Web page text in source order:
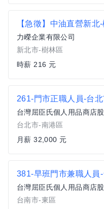
【急徵】中油直營新
力嶸企業有限公司
新北市-樹林區
時薪 216 元
261-門市正職人員-台
台灣屈臣氏個人用品商店
台北市-南港區
月薪 32,000 元
381-早班門市兼職人員
台灣屈臣氏個人用品商店
台南市-東區